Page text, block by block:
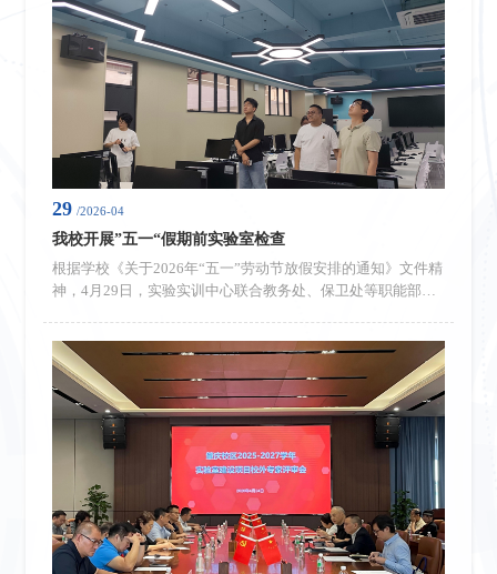
到位是引发事故的主要原因，并系统梳理了危化品管控、水电
消防、特种设备管理、废弃物处置、...
29 /2026-04
我校开展”五一“假期前实验室检查
根据学校《关于2026年“五一”劳动节放假安排的通知》文件精
神，4月29日，实验实训中心联合教务处、保卫处等职能部门
安全、仪器设备安全及登记本准备情况展开全面检查。从检查
结果来看，大部分实验室环境整洁、规章制度上墙，各实验室
均未发现危险化学品，整体安全状况良好。针对检查中发现的
个别安全隐患及问题，检查小组已及时反馈至相应二级学
院，...